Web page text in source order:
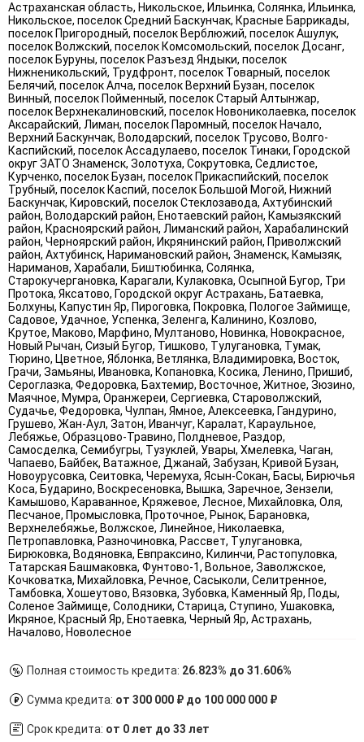
Астраханская область, Никольское, Ильинка, Солянка, Ильинка,
Никольское, поселок Средний Баскунчак, Красные Баррикады,
поселок Пригородный, поселок Верблюжий, поселок Ашулук,
поселок Волжский, поселок Комсомольский, поселок Досанг,
поселок Буруны, поселок Разъезд Яндыки, поселок
Нижненикольский, Трудфронт, поселок Товарный, поселок
Белячий, поселок Алча, поселок Верхний Бузан, поселок
Винный, поселок Пойменный, поселок Старый Алтынжар,
поселок Верхнекалиновский, поселок Новониколаевка, поселок
Аксарайский, Лиман, поселок Паромный, поселок Начало,
Верхний Баскунчак, Володарский, поселок Трусово, Волго-
Каспийский, поселок Ассадулаево, поселок Тинаки, Городской
округ ЗАТО Знаменск, Золотуха, Сокрутовка, Седлистое,
Курченко, поселок Бузан, поселок Прикаспийский, поселок
Трубный, поселок Каспий, поселок Большой Могой, Нижний
Баскунчак, Кировский, поселок Стеклозавода, Ахтубинский
район, Володарский район, Енотаевский район, Камызякский
район, Красноярский район, Лиманский район, Харабалинский
район, Черноярский район, Икрянинский район, Приволжский
район, Ахтубинск, Наримановский район, Знаменск, Камызяк,
Нариманов, Харабали, Биштюбинка, Солянка,
Старокучергановка, Карагали, Кулаковка, Осыпной Бугор, Три
Протока, Яксатово, Городской округ Астрахань, Батаевка,
Болхуны, Капустин Яр, Пироговка, Покровка, Пологое Займище,
Садовое, Удачное, Успенка, Зеленга, Калинино, Козлово,
Крутое, Маково, Марфино, Мултаново, Новинка, Новокрасное,
Новый Рычан, Сизый Бугор, Тишково, Тулугановка, Тумак,
Тюрино, Цветное, Яблонка, Ветлянка, Владимировка, Восток,
Грачи, Замьяны, Ивановка, Копановка, Косика, Ленино, Пришиб,
Сероглазка, Федоровка, Бахтемир, Восточное, Житное, Зюзино,
Маячное, Мумра, Оранжереи, Сергиевка, Староволжский,
Судачье, Федоровка, Чулпан, Ямное, Алексеевка, Гандурино,
Грушево, Жан-Аул, Затон, Иванчуг, Каралат, Караульное,
Лебяжье, Образцово-Травино, Полдневое, Раздор,
Самосделка, Семибугры, Тузуклей, Увары, Хмелевка, Чаган,
Чапаево, Байбек, Ватажное, Джанай, Забузан, Кривой Бузан,
Новоурусовка, Сеитовка, Черемуха, Ясын-Сокан, Басы, Бирючья
Коса, Бударино, Воскресеновка, Вышка, Заречное, Зензели,
Камышово, Караванное, Кряжевое, Лесное, Михайловка, Оля,
Песчаное, Промысловка, Проточное, Рынок, Барановка,
Верхнелебяжье, Волжское, Линейное, Николаевка,
Петропавловка, Разночиновка, Рассвет, Тулугановка,
Бирюковка, Водяновка, Евпраксино, Килинчи, Растопуловка,
Татарская Башмаковка, Фунтово-1, Вольное, Заволжское,
Кочковатка, Михайловка, Речное, Сасыколи, Селитренное,
Тамбовка, Хошеутово, Вязовка, Зубовка, Каменный Яр, Поды,
Соленое Займище, Солодники, Старица, Ступино, Ушаковка,
Икряное, Красный Яр, Енотаевка, Черный Яр, Астрахань,
Началово, Новолесное
Полная стоимость кредита: 26.823% до 31.606%
Сумма кредита: от 300 000 ₽ до 100 000 000 ₽
Срок кредита: от 0 лет до 33 лет